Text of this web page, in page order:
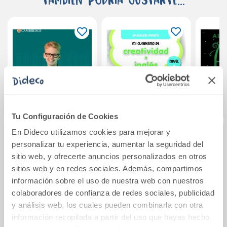
Tu Configuración de Cookies
En Dideco utilizamos cookies para mejorar y
personalizar tu experiencia, aumentar la seguridad del
sitio web, y ofrecerte anuncios personalizados en otros
sitios web y en redes sociales. Además, compartimos
información sobre el uso de nuestra web con nuestros
colaboradores de confianza de redes sociales, publicidad
y análisis web, los cuales pueden combinarla con otra
información recopilada a partir del uso que hayas hecho
Shining Lights A2
Workbook with
Digital Pack
English for Spanish
Speakers
33,50€
Comprar
Mi cuaderno de
creatividad e
inglés. Nivel 4
29,00€
Comprar